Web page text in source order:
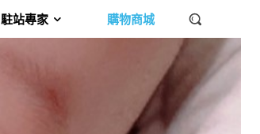
駐站專家 購物商城